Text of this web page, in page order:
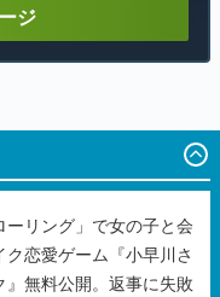
ジ
ーリング」で女の子と会
恋愛ゲーム『小早川さ
』無料公開。返事に失敗